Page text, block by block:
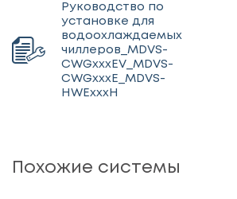
Руководство по
установке для
водоохлаждаемых
чиллеров_MDVS-
CWGxxxEV_MDVS-
CWGxxxE_MDVS-
HWExxxH
Похожие системы